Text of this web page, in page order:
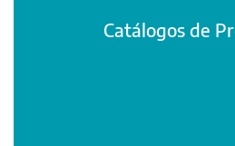
Catálogos de